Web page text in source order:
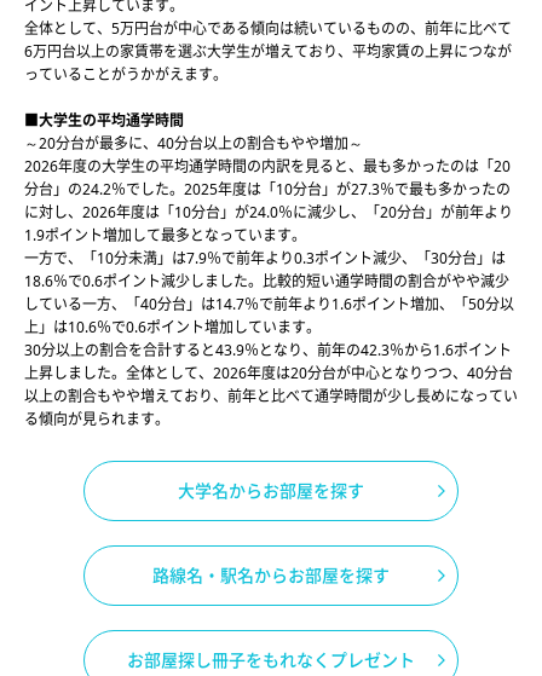
イント上昇しています。
全体として、5万円台が中心である傾向は続いているものの、前年に比べて
6万円台以上の家賃帯を選ぶ大学生が増えており、平均家賃の上昇につなが
っていることがうかがえます。
■大学生の平均通学時間
～20分台が最多に、40分台以上の割合もやや増加～
2026年度の大学生の平均通学時間の内訳を見ると、最も多かったのは「20
分台」の24.2％でした。2025年度は「10分台」が27.3％で最も多かったの
に対し、2026年度は「10分台」が24.0％に減少し、「20分台」が前年より
1.9ポイント増加して最多となっています。
一方で、「10分未満」は7.9％で前年より0.3ポイント減少、「30分台」は
18.6％で0.6ポイント減少しました。比較的短い通学時間の割合がやや減少
している一方、「40分台」は14.7％で前年より1.6ポイント増加、「50分以
上」は10.6％で0.6ポイント増加しています。
30分以上の割合を合計すると43.9％となり、前年の42.3％から1.6ポイント
上昇しました。全体として、2026年度は20分台が中心となりつつ、40分台
以上の割合もやや増えており、前年と比べて通学時間が少し長めになってい
る傾向が見られます。
大学名からお部屋を探す
路線名・駅名からお部屋を探す
お部屋探し冊子をもれなくプレゼント